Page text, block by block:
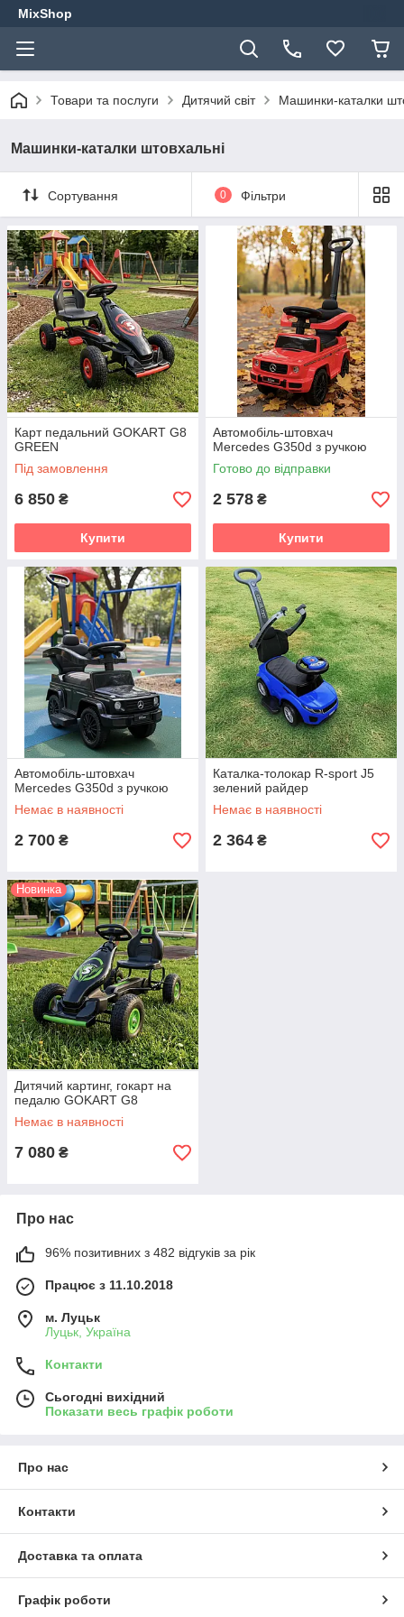
MixShop
Товари та послуги Дитячий світ Машинки-каталки
Машинки-каталки штовхальні
Сортування 0 Фільтри
Карт педальний GOKART G8
GREEN
Під замовлення
6 850 ₴
Купити
Автомобіль-штовхач
Mercedes G350d з ручкою
Готово до відправки
2 578 ₴
Купити
Автомобіль-штовхач
Mercedes G350d з ручкою
Немає в наявності
2 700 ₴
Каталка-толокар R-sport J5
зелений райдер
Немає в наявності
2 364 ₴
Новинка
Дитячий картинг, гокарт на
педалю GOKART G8
Немає в наявності
7 080 ₴
Про нас
96% позитивних з 482 відгуків за рік
Працює з 11.10.2018
м. Луцьк
Луцьк, Україна
Контакти
Сьогодні вихідний
Показати весь графік роботи
Про нас
Контакти
Доставка та оплата
Графік роботи